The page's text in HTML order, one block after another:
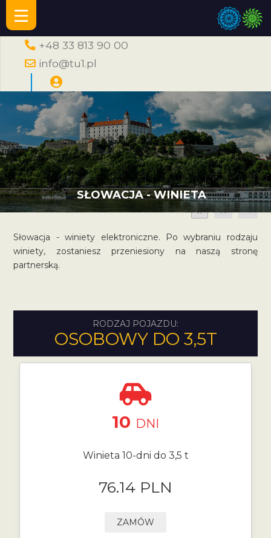
+48 33 813 90 00
info@tu1.pl
SŁOWACJA - WINIETA
A A A
Słowacja - winiety elektroniczne. Po wybraniu rodzaju
winiety, zostaniesz przeniesiony na naszą stronę
partnerską.
RODZAJ POJAZDU:
OSOBOWY DO 3,5T
10 DNI
Winieta 10-dni do 3,5 t
76.14 PLN
ZAMÓW